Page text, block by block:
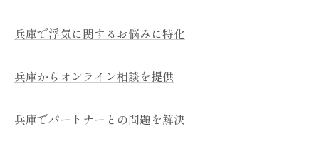
兵庫で浮気に関するお悩みに特化
兵庫からオンライン相談を提供
兵庫でパートナーとの問題を解決